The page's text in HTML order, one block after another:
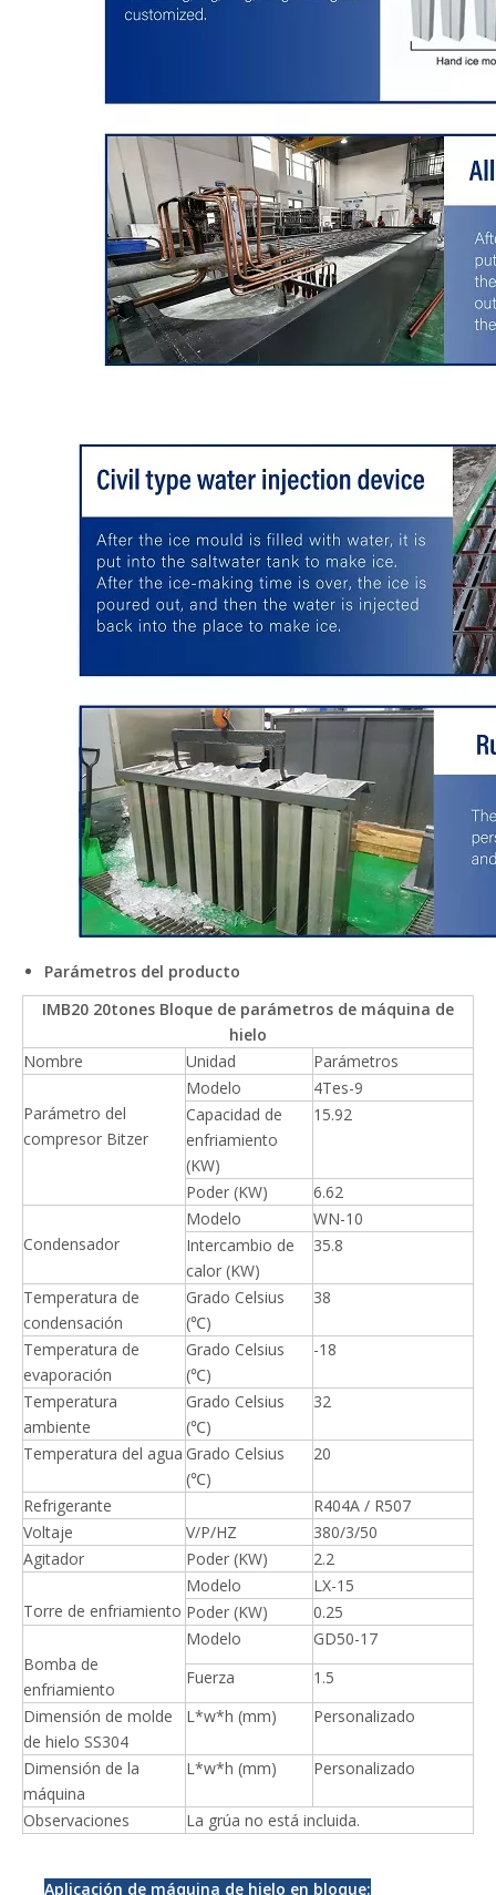
Parámetros del producto
IMB20 20tones Bloque de parámetros de máquina de
hielo
Nombre
Unidad Parámetros
Parámetro del
compresor Bitzer
Modelo
4Tes-9
Capacidad de
enfriamiento
(KW)
15.92
Poder (KW) 6.62
Condensador
Modelo
WN-10
Intercambio de
calor (KW)
35.8
Temperatura de
condensación
Grado Celsius
(℃)
38
Temperatura de
evaporación
Grado Celsius
(℃)
-18
Temperatura
ambiente
Grado Celsius
(℃)
32
Temperatura del agua Grado Celsius
(℃)
20
Refrigerante
R404A / R507
Voltaje
V/P/HZ
380/3/50
Agitador
Poder (KW) 2.2
Torre de enfriamiento
Modelo
LX-15
Poder (KW)
0.25
Bomba de
enfriamiento
Modelo
GD50-17
Fuerza
1.5
Dimensión de molde
de hielo SS304
L*w*h (mm) Personalizado
Dimensión de la
máquina
L*w*h (mm) Personalizado
Observaciones La grúa no está incluida.
Aplicación de máquina de hielo en bloque: